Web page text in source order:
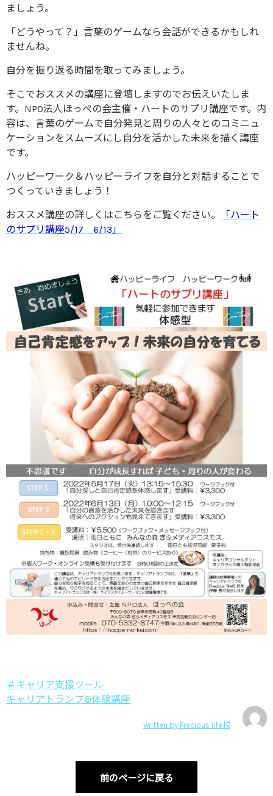
ましょう。
「どうやって？」言葉のゲームなら会話ができるかもしれ
ませんね。
自分を振り返る時間を取ってみましょう。
そこでおススメの講座に登壇しますのでお伝えいたしま
す。NPO法人ほっぺの会主催・ハートのサプリ講座です。内
容は、言葉のゲームで自分発見と周りの人々とのコミニュ
ケーションをスムーズにし自分を活かした未来を描く講座
です。
ハッピーワーク＆ハッピーライフを自分と対話することで
つくっていきましょう！
おススメ講座の詳しくはこちらをご覧ください。
「ハート
のサプリ講座5/17 6/13」
＃キャリア支援ツール
キャリアトランプ®体験講座
written by Precious life校
前のページに戻る